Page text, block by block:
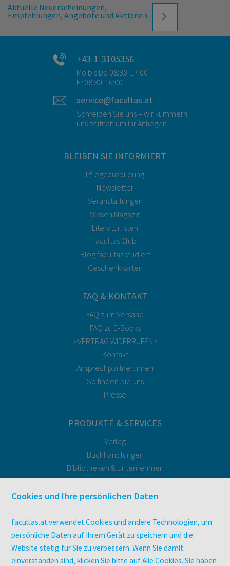
Aktuelle Neuerscheinungen,
Empfehlungen, Angebote und Aktionen
+43-1-3105356
Mo bis Do 08:30-17:00
Fr 08:30-16:00
service@facultas.at
Schreiben Sie uns – wir kümmern
uns zeitnah um Ihr Anliegen.
BLEIBEN SIE INFORMIERT
Pflegeausbildung
Newsletter
Veranstaltungen
Wissen Magazin
Literaturlisten
facultas Club
Blog facultas.studiert
Geschenkkarten
FAQ & KONTAKT
FAQ zum Versand
FAQ zu E-Books
>VERTRAG WIDERRUFEN<
Kontakt
Ansprechpartner:innen
So finden Sie uns
Presse
PRODUKTE & SERVICES
Verlag
Buchhandlungen
Bibliotheken & Unternehmen
facultas Bindeservice
Druckerei facultas druckt.
Zeitschriften
Digitale Angebote
UNTERNEHMEN
Cookies und Ihre persönlichen Daten
facultas.at verwendet Cookies und andere Technologien, um
persönliche Daten auf Ihrem Gerät zu speichern und die
Website stetig für Sie zu verbessern. Wenn Sie damit
einverstanden sind, klicken Sie bitte auf Alle Cookies. Sie haben